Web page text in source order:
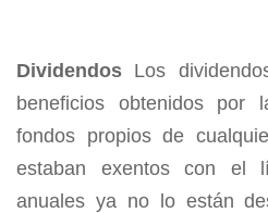
Dividendos Los
beneficios obtenidos por
fondos propios de
estaban exentos con el
anuales ya no lo están